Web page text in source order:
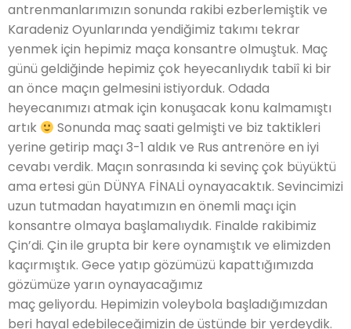
antrenmanlarımızın sonunda rakibi ezberlemiştik ve
Karadeniz Oyunlarında yendiğimiz takımı tekrar
yenmek için hepimiz maça konsantre olmuştuk. Maç
günü geldiğinde hepimiz çok heyecanlıydık tabiî ki bir
an önce maçın gelmesini istiyorduk. Odada
heyecanımızı atmak için konuşacak konu kalmamıştı
artık
Sonunda maç saati gelmişti ve biz taktikleri
yerine getirip maçı 3-1 aldık ve Rus antrenöre en iyi
cevabı verdik. Maçın sonrasında ki sevinç çok büyüktü
ama ertesi gün DÜNYA FİNALİ oynayacaktık. Sevincimizi
uzun tutmadan hayatımızın en önemli maçı için
konsantre olmaya başlamalıydık. Finalde rakibimiz
Çin’di. Çin ile grupta bir kere oynamıştık ve elimizden
kaçırmıştık. Gece yatıp gözümüzü kapattığımızda
gözümüze yarın oynayacağımız
maç geliyordu. Hepimizin voleybola başladığımızdan
beri hayal edebileceğimizin de üstünde bir yerdeydik.